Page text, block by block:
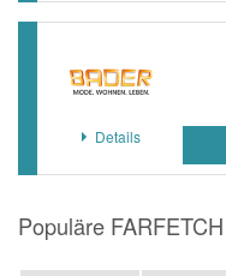
Details
Populäre